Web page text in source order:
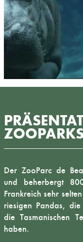
Der ZooParc de
und beherbergt
Frankreich sehr
riesigen Pandas,
die Tasmanischen
haben.